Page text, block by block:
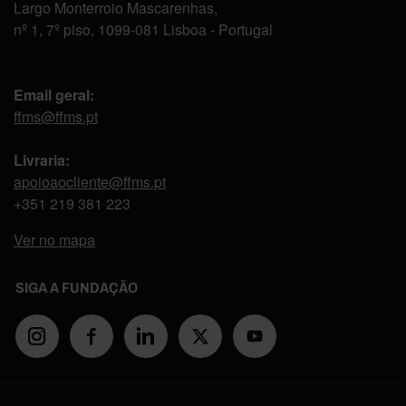
Largo Monterroio Mascarenhas,
nº 1, 7º piso, 1099-081 Lisboa - Portugal
Email geral:
ffms@ffms.pt
Livraria:
apoioaocliente@ffms.pt
+351 219 381 223
Ver no mapa
SIGA A FUNDAÇÃO